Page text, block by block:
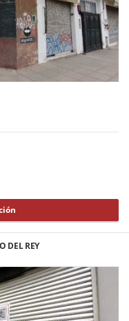
DEL REY